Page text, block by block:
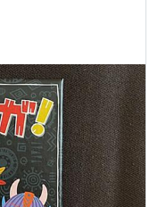
ったのかもしれま
ガ／Caba…